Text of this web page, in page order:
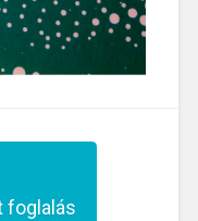
foglalás